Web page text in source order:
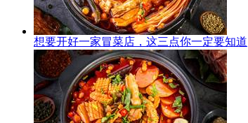
想要开好一家冒菜店，这三点你一定要知道